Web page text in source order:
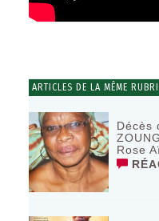
ARTICLES DE LA MÊME
Décès
Rose